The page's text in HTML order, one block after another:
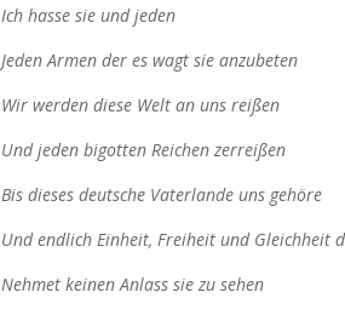
Ich hasse sie und jeden
Jeden Armen der es wagt sie anzubeten
Wir werden diese Welt an uns reißen
Und jeden bigotten Reichen zerreißen
Bis dieses deutsche Vaterlande uns gehöre
Und endlich Einheit, Freiheit und Gleichheit
Nehmet keinen Anlass sie zu sehen